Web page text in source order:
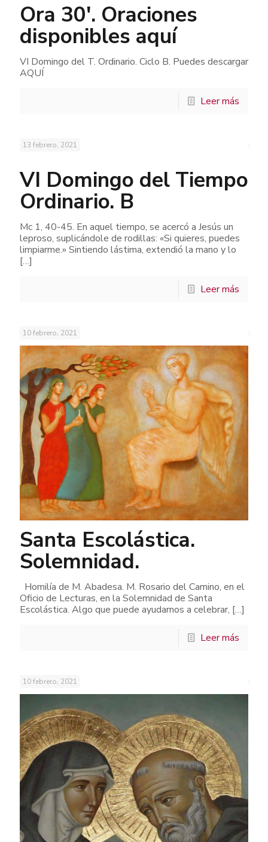
Ora 30′. Oraciones
disponibles aquí
VI Domingo del T. Ordinario. Ciclo B. Puedes descargar
AQUÍ
Leer más
13 febrero, 2021
VI Domingo del Tiempo
Ordinario. B
Mc 1, 40-45. En aquel tiempo, se acercó a Jesús un
leproso, suplicándole de rodillas: «Si quieres, puedes
limpiarme.» Sintiendo lástima, extendió la mano y lo
[…]
Leer más
10 febrero, 2021
Santa Escolástica.
Solemnidad.
Homilía de M. Abadesa. M. Rosario del Camino, en el
Oficio de Lecturas, en la Solemnidad de Santa
Escolástica. Algo que puede ayudarnos a celebrar, […]
Leer más
10 febrero, 2021